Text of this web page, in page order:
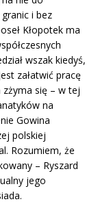
i bez
Kłopotek ma
wszak kiedyś,
załatwić pracę
się – w tej
na
Gowina
polskiej
Rozumiem, że
– Ryszard
jego